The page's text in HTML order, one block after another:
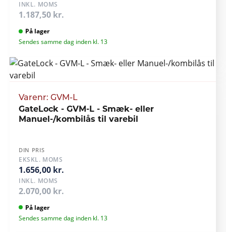
INKL. MOMS
1.187,50 kr.
På lager
Sendes samme dag inden kl. 13
Varenr: GVM-L
GateLock - GVM-L - Smæk- eller
Manuel-/kombilås til varebil
DIN PRIS
EKSKL. MOMS
1.656,00 kr.
INKL. MOMS
2.070,00 kr.
På lager
Sendes samme dag inden kl. 13